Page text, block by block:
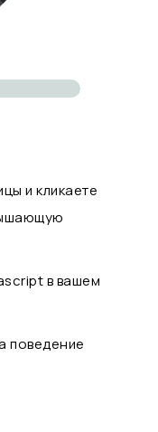
и кликаете
в вашем
поведение